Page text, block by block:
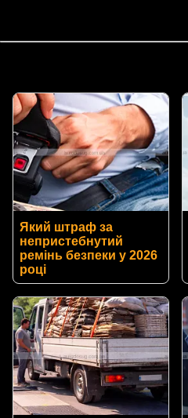
Який штраф за
непристебнутий
ремінь безпеки у 2026
році